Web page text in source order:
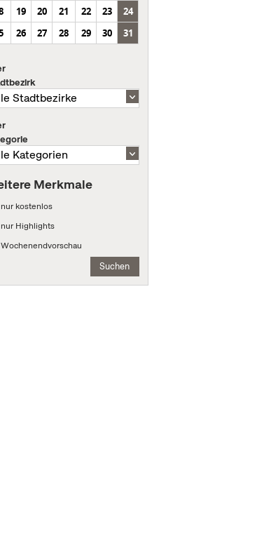
19 20 21 22 23
24
26 27 28 29 30 31
Merkmale
nur kostenlos
nur Highlights
Wochenendvorschau
Suchen